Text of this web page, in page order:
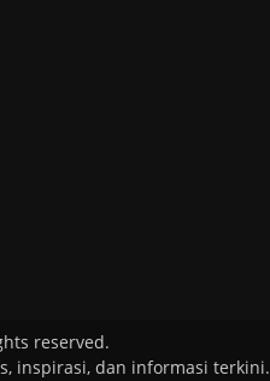
reserved.
inspirasi, dan informasi terkini.